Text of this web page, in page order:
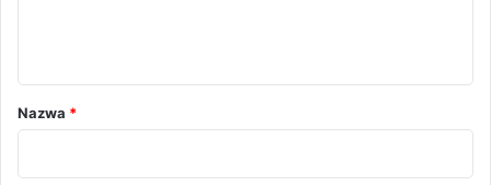
r
*
Nazwa *